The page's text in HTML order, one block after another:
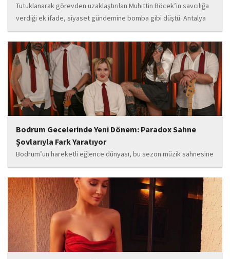
Tutuklanarak görevden uzaklaştırılan Muhittin Böcek’in savcılığa
verdiği ek ifade, siyaset gündemine bomba gibi düştü. Antalya
Cumhuriyet Savcılığı’na kendi isteğiyle başvurarak ifade verdiği
öğrenilen Böcek’in açıklamalarında, 31 Mart 2024 yerel
seçimleri...
Bodrum Gecelerinde Yeni Dönem: Paradox Sahne
Şovlarıyla Fark Yaratıyor
Bodrum’un hareketli eğlence dünyası, bu sezon müzik sahnesine
iddialı bir giriş yapan “Paradox” ile yeni bir enerji kazanıyor. Güçlü
sahne performansı, uluslararası standartlardaki repertuarı ve
deneyimli müzisyen kadrosuyla dikkat çeken...